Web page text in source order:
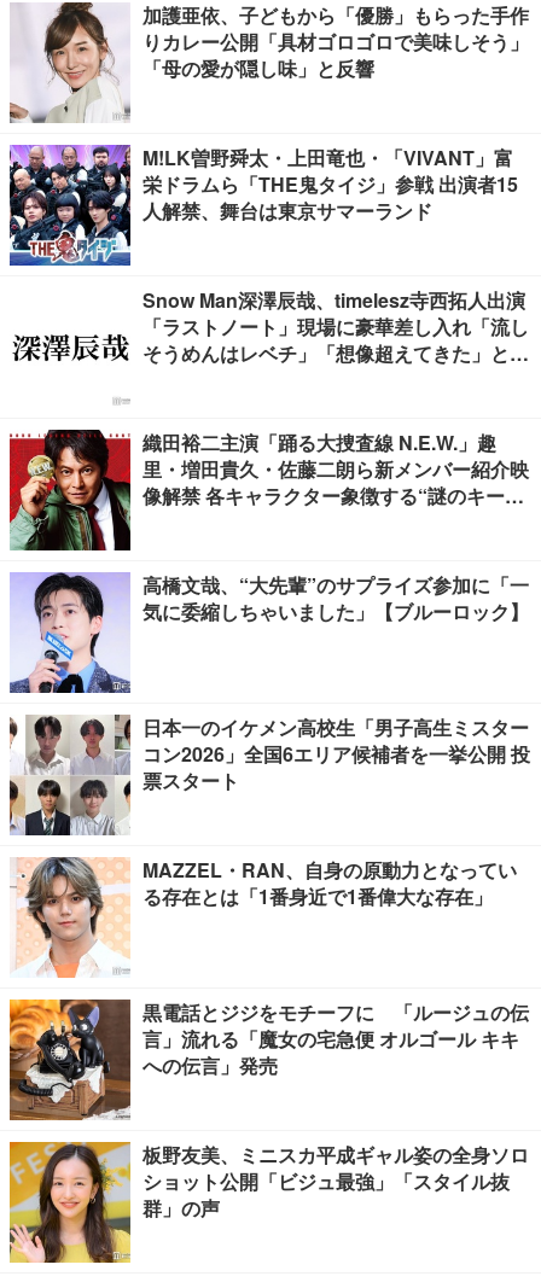
加護亜依、子どもから「優勝」もらった手作
りカレー公開「具材ゴロゴロで美味しそう」
「母の愛が隠し味」と反響
M!LK曽野舜太・上田竜也・「VIVANT」富
栄ドラムら「THE鬼タイジ」参戦 出演者15
人解禁、舞台は東京サマーランド
Snow Man深澤辰哉、timelesz寺西拓人出演
「ラストノート」現場に豪華差し入れ「流し
そうめんはレベチ」「想像超えてきた」と絶
織田裕二主演「踊る大捜査線 N.E.W.」趣
里・増田貴久・佐藤二朗ら新メンバー紹介映
像解禁 各キャラクター象徴する“謎のキーワ
高橋文哉、“大先輩”のサプライズ参加に「一
気に委縮しちゃいました」【ブルーロック】
日本一のイケメン高校生「男子高生ミスター
コン2026」全国6エリア候補者を一挙公開 投
票スタート
MAZZEL・RAN、自身の原動力となってい
る存在とは「1番身近で1番偉大な存在」
黒電話とジジをモチーフに 「ルージュの伝
言」流れる「魔女の宅急便 オルゴール キキ
への伝言」発売
板野友美、ミニスカ平成ギャル姿の全身ソロ
ショット公開「ビジュ最強」「スタイル抜
群」の声